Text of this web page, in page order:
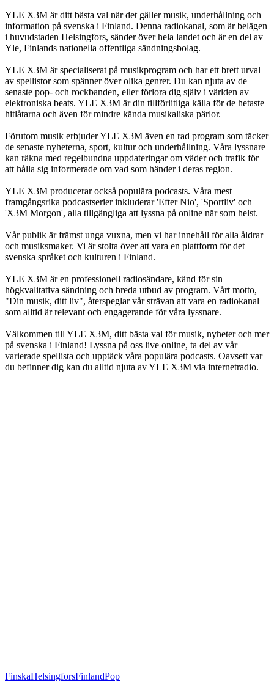
YLE X3M är ditt bästa val när det gäller musik, underhållning och
information på svenska i Finland. Denna radiokanal, som är belägen
i huvudstaden Helsingfors, sänder över hela landet och är en del av
Yle, Finlands nationella offentliga sändningsbolag.
YLE X3M är specialiserat på musikprogram och har ett brett urval
av spellistor som spänner över olika genrer. Du kan njuta av de
senaste pop- och rockbanden, eller förlora dig själv i världen av
elektroniska beats. YLE X3M är din tillförlitliga källa för de hetaste
hitlåtarna och även för mindre kända musikaliska pärlor.
Förutom musik erbjuder YLE X3M även en rad program som täcker
de senaste nyheterna, sport, kultur och underhållning. Våra lyssnare
kan räkna med regelbundna uppdateringar om väder och trafik för
att hålla sig informerade om vad som händer i deras region.
YLE X3M producerar också populära podcasts. Våra mest
framgångsrika podcastserier inkluderar 'Efter Nio', 'Sportliv' och
'X3M Morgon', alla tillgängliga att lyssna på online när som helst.
Vår publik är främst unga vuxna, men vi har innehåll för alla åldrar
och musiksmaker. Vi är stolta över att vara en plattform för det
svenska språket och kulturen i Finland.
YLE X3M är en professionell radiosändare, känd för sin
högkvalitativa sändning och breda utbud av program. Vårt motto,
"Din musik, ditt liv", återspeglar vår strävan att vara en radiokanal
som alltid är relevant och engagerande för våra lyssnare.
Välkommen till YLE X3M, ditt bästa val för musik, nyheter och mer
på svenska i Finland! Lyssna på oss live online, ta del av vår
varierade spellista och upptäck våra populära podcasts. Oavsett var
du befinner dig kan du alltid njuta av YLE X3M via internetradio.
FinskaHelsingforsFinlandPop